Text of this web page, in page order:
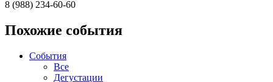
8 (988) 234-60-60
Похожие события
События
Все
Дегустации